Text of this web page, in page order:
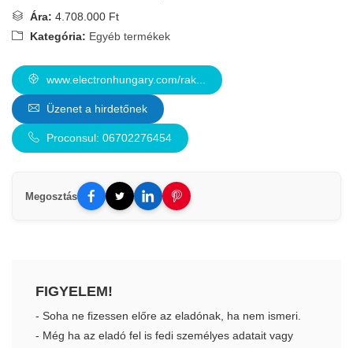
Ára: 4.708.000 Ft
Kategória: Egyéb termékek
www.electronhungary.com/rak...
Üzenet a hirdetőnek
Proconsul: 06702276454
Megosztás
FIGYELEM!
- Soha ne fizessen előre az eladónak, ha nem ismeri.
- Még ha az eladó fel is fedi személyes adatait vagy